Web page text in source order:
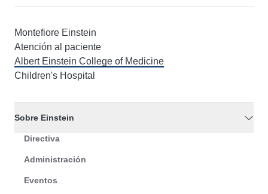
Montefiore Einstein
Atención al paciente
Albert Einstein College of Medicine
Children's Hospital
Sobre Einstein
Directiva
Administración
Eventos